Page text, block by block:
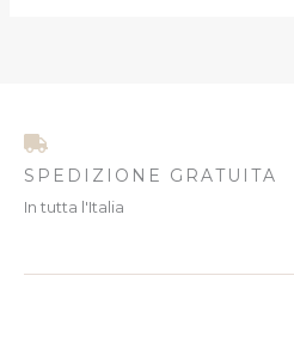
SPEDIZIONE GRATUITA
In tutta l'Italia